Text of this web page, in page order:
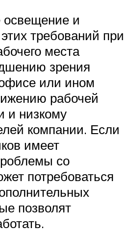
освещение и
требований при
места
зрения
или ином
рабочей
и низкому
компании. Если
имеет
со
потребоваться
позволят